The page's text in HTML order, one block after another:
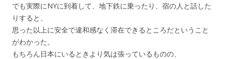
でも実際にNYに到着して、地下鉄に乗ったり、宿の人と話した
りすると、
思った以上に安全で違和感なく滞在できるところだということ
がわかった。
もちろん日本にいるときより気は張っているものの、